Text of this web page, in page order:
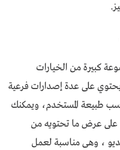
كبيرة من الخيارات
يحتوي على عدة إصدارات فرعية
طبيعة المستخدم، ويمكنك
عرض ما تحتويه من
، وهى مناسبة لعمل